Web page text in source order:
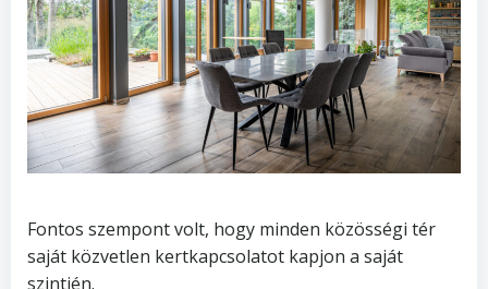
Fontos szempont volt, hogy minden közösségi tér
saját közvetlen kertkapcsolatot kapjon a saját
szintjén.